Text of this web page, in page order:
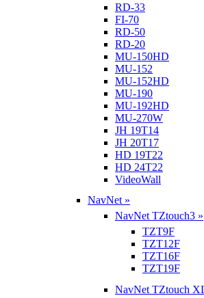
RD-33
FI-70
RD-50
RD-20
MU-150HD
MU-152
MU-152HD
MU-190
MU-192HD
MU-270W
JH 19T14
JH 20T17
HD 19T22
HD 24T22
VideoWall
NavNet »
NavNet TZtouch3 »
TZT9F
TZT12F
TZT16F
TZT19F
NavNet TZtouch